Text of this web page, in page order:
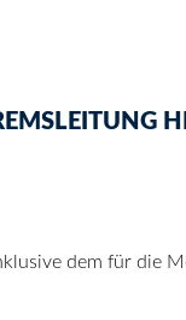
dem für die